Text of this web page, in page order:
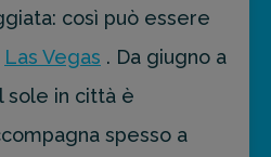
così può essere
Las Vegas . Da giugno a
in città è
spesso a